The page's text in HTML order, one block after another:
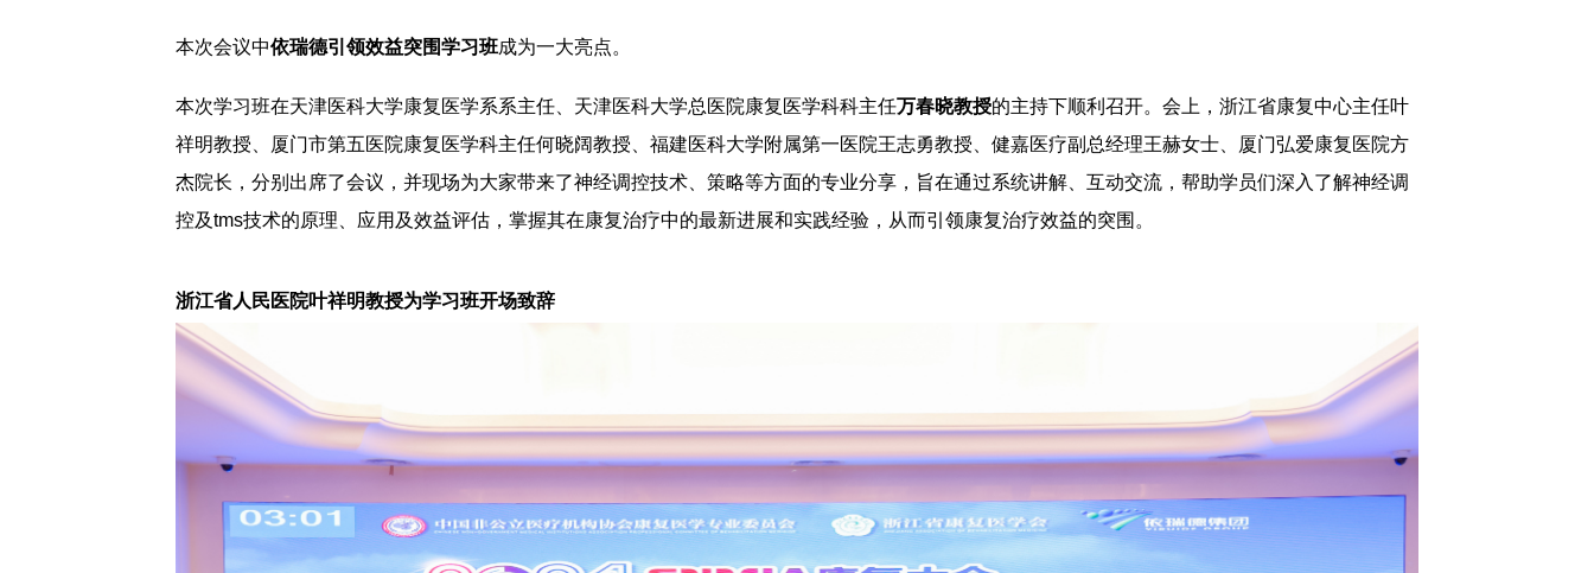
本次会议中依瑞德引领效益突围学习班成为一大亮点。
本次学习班在天津医科大学康复医学系系主任、天津医科大学总医院康复医学科科主任万春晓教授的主持下顺利召开。会上，浙江省康复中心主任叶
祥明教授、厦门市第五医院康复医学科主任何晓阔教授、福建医科大学附属第一医院王志勇教授、健嘉医疗副总经理王赫女士、厦门弘爱康复医院方
杰院长，分别出席了会议，并现场为大家带来了神经调控技术、策略等方面的专业分享，旨在通过系统讲解、互动交流，帮助学员们深入了解神经调
控及tms技术的原理、应用及效益评估，掌握其在康复治疗中的最新进展和实践经验，从而引领康复治疗效益的突围。
浙江省人民医院叶祥明教授为学习班开场致辞